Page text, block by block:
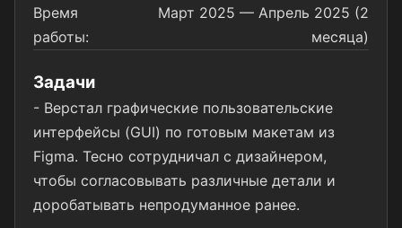
Время
работы:
Март 2025 — Апрель 2025 (2
месяца)
Задачи
- Верстал графические пользовательские
интерфейсы (GUI) по готовым макетам из
Figma. Тесно сотрудничал с дизайнером,
чтобы согласовывать различные детали и
доробатывать непродуманное ранее.